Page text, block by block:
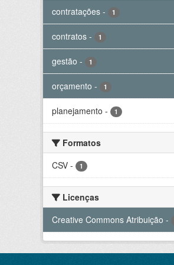
contratações - 1
contratos - 1
gestão - 1
orçamento - 1
planejamento - 1
Formatos
CSV - 1
Licenças
Creative Commons Atribuição -